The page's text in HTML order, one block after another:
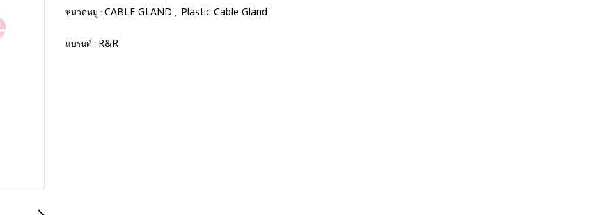
หมวดหมู่ : CABLE GLAND , Plastic Cable Gland
แบรนด์ : R&R